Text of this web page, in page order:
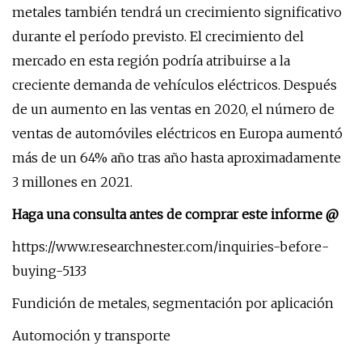
metales también tendrá un crecimiento significativo
durante el período previsto. El crecimiento del
mercado en esta región podría atribuirse a la
creciente demanda de vehículos eléctricos. Después
de un aumento en las ventas en 2020, el número de
ventas de automóviles eléctricos en Europa aumentó
más de un 64% año tras año hasta aproximadamente
3 millones en 2021.
Haga una consulta antes de comprar este informe @
https://www.researchnester.com/inquiries-before-
buying-5133
Fundición de metales, segmentación por aplicación
Automoción y transporte